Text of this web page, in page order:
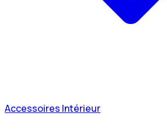
Accessoires Intérieur